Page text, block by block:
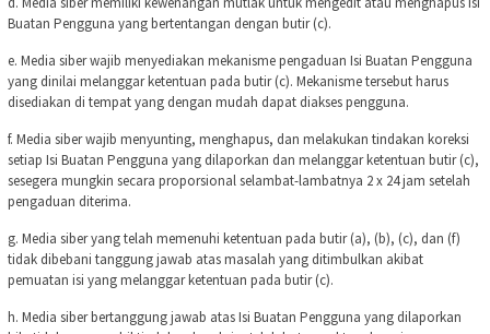
Buatan Pengguna yang bertentangan dengan butir (c).
e. Media siber wajib menyediakan mekanisme pengaduan Isi Buatan Pengguna
yang dinilai melanggar ketentuan pada butir (c). Mekanisme tersebut harus
disediakan di tempat yang dengan mudah dapat diakses pengguna.
f. Media siber wajib menyunting, menghapus, dan melakukan tindakan koreksi
setiap Isi Buatan Pengguna yang dilaporkan dan melanggar ketentuan butir (c),
sesegera mungkin secara proporsional selambat-lambatnya 2 x 24 jam setelah
pengaduan diterima.
g. Media siber yang telah memenuhi ketentuan pada butir (a), (b), (c), dan (f)
tidak dibebani tanggung jawab atas masalah yang ditimbulkan akibat
pemuatan isi yang melanggar ketentuan pada butir (c).
h. Media siber bertanggung jawab atas Isi Buatan Pengguna yang dilaporkan